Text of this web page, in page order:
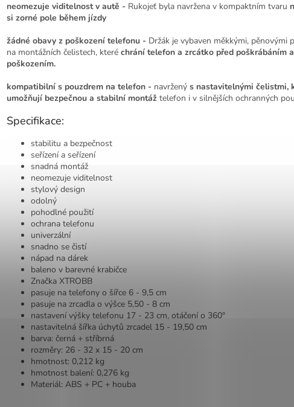
neomezuje viditelnost v autě - Rukojeť byla navržena v kompaktním tvaru
si zorné pole během jízdy
žádné obavy z poškození telefonu - Držák je vybaven měkkými, pěnovými
na montážních čelistech, které chrání telefon a zrcátko před poškrábáním a
poškozením.
kompatibilní s pouzdrem na telefon - navržený s nastavitelnými čelistmi,
umožňují bezpečnou a stabilní montáž telefon i v silnějších ochranných
Specifikace:
stabilitu a bezpečnost
seřízení a seřízení
snadná montáž
neomezuje viditelnost
stylový design
odolný
pohodlné použití
ochrana telefonu
univerzální
snadno se čistí
nápad na dárek
baleno v barevné krabičce
Značka XTROBB
pasuje na telefony o šířce 6 - 9,5 cm
pasuje na zrcadla o výšce 5,50 - 8 cm
nastavení výšky telefonu 17 - 23 cm, otáčení o 360°
nastavitelná šířka úchytů zrcadel 15 - 19,50 cm
barva: černá + stříbrná
rozměry: 26 - 32 x 15 - 20 cm
hmotnost: 0,212 kg
hmotnost balení: 0,276 kg
Materiál: ABS + PC + houba